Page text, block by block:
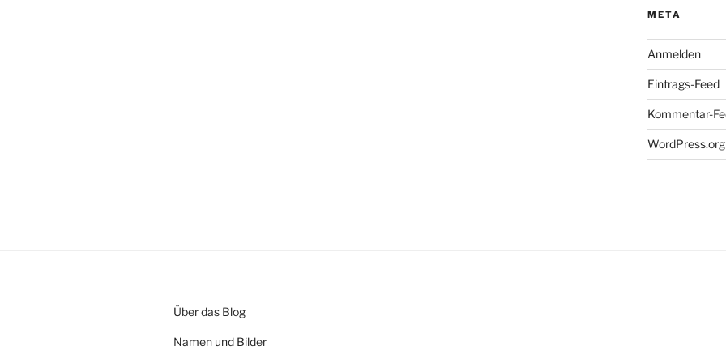
META
Anmelden
Eintrags-Feed
Kommentar-
WordPress.org
Über das Blog
Namen und Bilder